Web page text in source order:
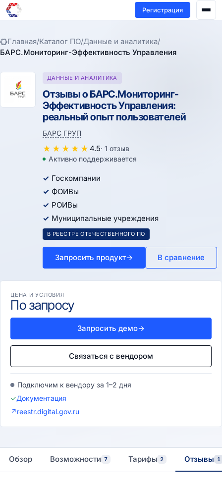
Регистрация
Главная/Каталог ПО/Данные и аналитика/
БАРС.Мониторинг-Эффективность Управления
ДАННЫЕ И АНАЛИТИКА
Отзывы о БАРС.Мониторинг-
Эффективность Управления:
реальный опыт пользователей
БАРС ГРУП
★ ★ ★ ★ ★ 4.5· 1 отзыв
Активно поддерживается
Госкомпании
ФОИВы
РОИВы
Муниципальные учреждения
В РЕЕСТРЕ ОТЕЧЕСТВЕННОГО ПО
Запросить продукт→ В сравнение
ЦЕНА И УСЛОВИЯ
По запросу
Запросить демо→
Связаться с вендором
Подключим к вендору за 1–2 дня
✓Документация
↗reestr.digital.gov.ru
Обзор Возможности 7 Тарифы 2 Отзывы 1